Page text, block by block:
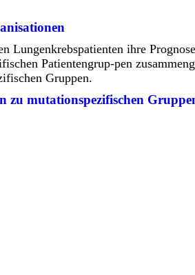
Lungenkrebspatienten ihre
Patientengrup-pen
Gruppen.
zu mutationspezifischen